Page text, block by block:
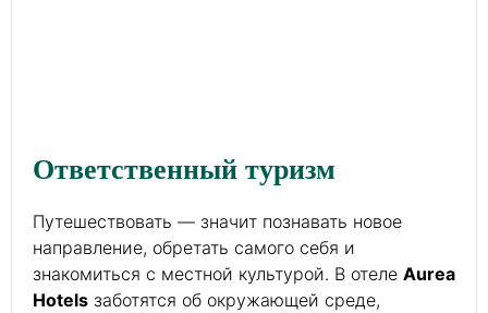
Ответственный туризм
Путешествовать — значит познавать новое
направление, обретать самого себя и
знакомиться с местной культурой. В отеле Aurea
Hotels заботятся об окружающей среде,